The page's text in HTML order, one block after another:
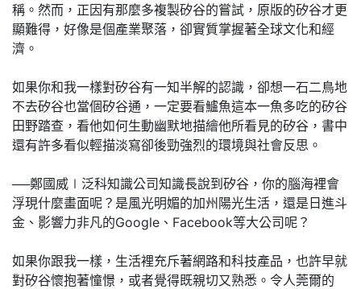
稱。然而，正因有那麼多複製矽谷的嘗試，原版的矽谷才更
顯難得，好像是個產業聚落，卻實質掌握著全球文化和經
濟。
如果你和我一樣對矽谷有一知半解的認識，卻想一石二鳥地
不去矽谷也當個矽谷通，一定要看鱸魚這本一魚多吃的矽谷
田野踏查，看他如何生動幽默地描繪他所看見的矽谷，書中
還有許多看似輕描淡寫卻後勁強烈的環境與社會反思。
──鄭國威∣泛科知識公司知識長說到矽谷，你的腦海裡會
浮現什麼畫面呢？是風光明媚的加州陽光生活，還是日進斗
金、影響力非凡的Google、Facebook等大公司呢？
如果你跟我一樣，生活裡充斥著網路和科技產品，也許早就
對矽谷懷抱著憧憬，或者覺得既親切又熟悉。令人莞爾的